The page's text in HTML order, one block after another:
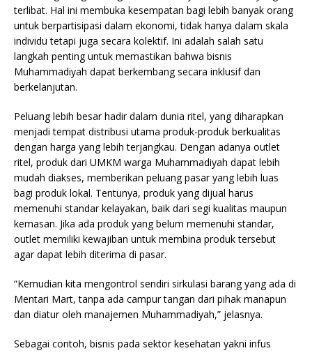
terlibat. Hal ini membuka kesempatan bagi lebih banyak orang
untuk berpartisipasi dalam ekonomi, tidak hanya dalam skala
individu tetapi juga secara kolektif. Ini adalah salah satu
langkah penting untuk memastikan bahwa bisnis
Muhammadiyah dapat berkembang secara inklusif dan
berkelanjutan.
Peluang lebih besar hadir dalam dunia ritel, yang diharapkan
menjadi tempat distribusi utama produk-produk berkualitas
dengan harga yang lebih terjangkau. Dengan adanya outlet
ritel, produk dari UMKM warga Muhammadiyah dapat lebih
mudah diakses, memberikan peluang pasar yang lebih luas
bagi produk lokal. Tentunya, produk yang dijual harus
memenuhi standar kelayakan, baik dari segi kualitas maupun
kemasan. Jika ada produk yang belum memenuhi standar,
outlet memiliki kewajiban untuk membina produk tersebut
agar dapat lebih diterima di pasar.
“Kemudian kita mengontrol sendiri sirkulasi barang yang ada di
Mentari Mart, tanpa ada campur tangan dari pihak manapun
dan diatur oleh manajemen Muhammadiyah,” jelasnya.
Sebagai contoh, bisnis pada sektor kesehatan yakni infus